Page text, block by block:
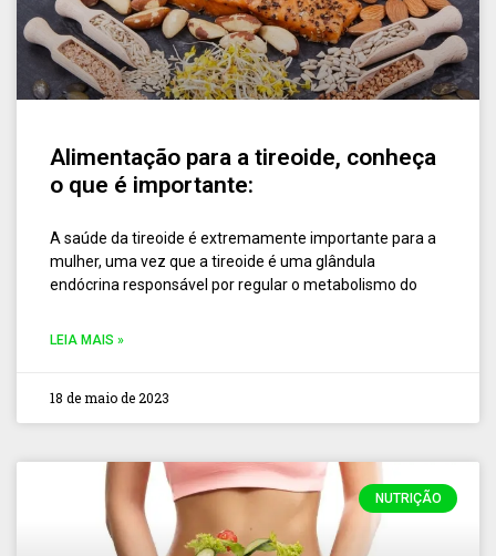
Alimentação para a tireoide, conheça
o que é importante:
A saúde da tireoide é extremamente importante para a
mulher, uma vez que a tireoide é uma glândula
endócrina responsável por regular o metabolismo do
LEIA MAIS »
18 de maio de 2023
NUTRIÇÃO